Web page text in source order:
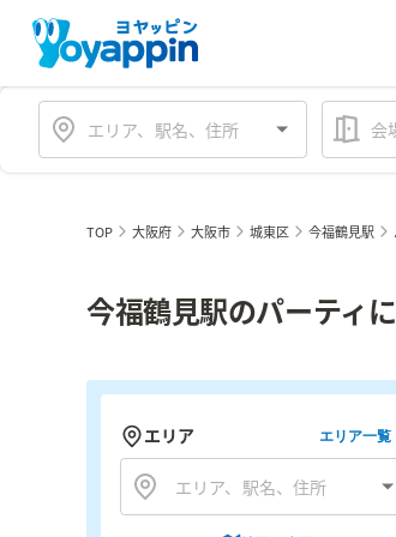
会
TOP 大阪府 大阪市 城東区 今福鶴見駅
今福鶴見駅のパーティ
エリア エリア一覧